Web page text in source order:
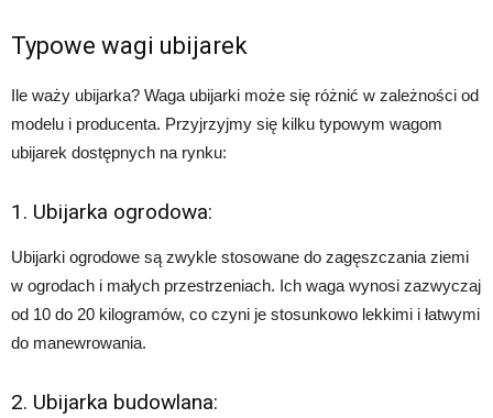
Typowe wagi ubijarek
Ile waży ubijarka? Waga ubijarki może się różnić w zależności od
modelu i producenta. Przyjrzyjmy się kilku typowym wagom
ubijarek dostępnych na rynku:
1. Ubijarka ogrodowa:
Ubijarki ogrodowe są zwykle stosowane do zagęszczania ziemi
w ogrodach i małych przestrzeniach. Ich waga wynosi zazwyczaj
od 10 do 20 kilogramów, co czyni je stosunkowo lekkimi i łatwymi
do manewrowania.
2. Ubijarka budowlana: